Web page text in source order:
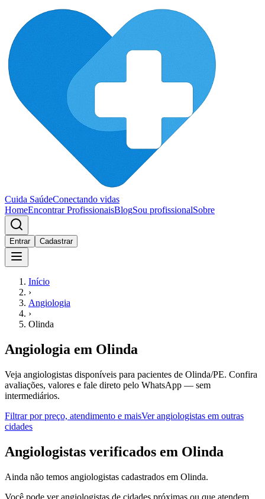
Cuida SaúdeConectando vidas
HomeEncontrar ProfissionaisBlogSou profissionalSobre
Entrar Cadastrar
Início
›
Angiologia
›
Olinda
Angiologia em Olinda
Veja angiologistas disponíveis para pacientes de Olinda/PE. Confira
avaliações, valores e fale direto pelo WhatsApp — sem
intermediários.
Filtrar por preço, atendimento e maisVerangiologistas em outras
cidades
Angiologistas verificados em Olinda
Ainda não temos angiologistas cadastrados em Olinda.
Você pode verangiologistas de cidades próximas ou que atendem